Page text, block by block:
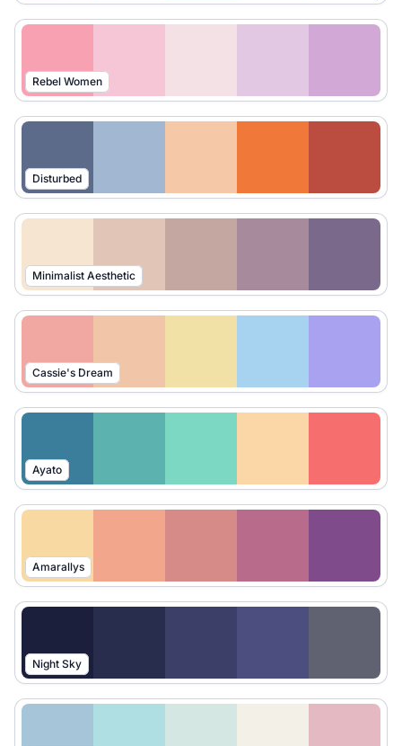
Rebel Women
Disturbed
Minimalist Aesthetic
Cassie's Dream
Ayato
Amarallys
Night Sky